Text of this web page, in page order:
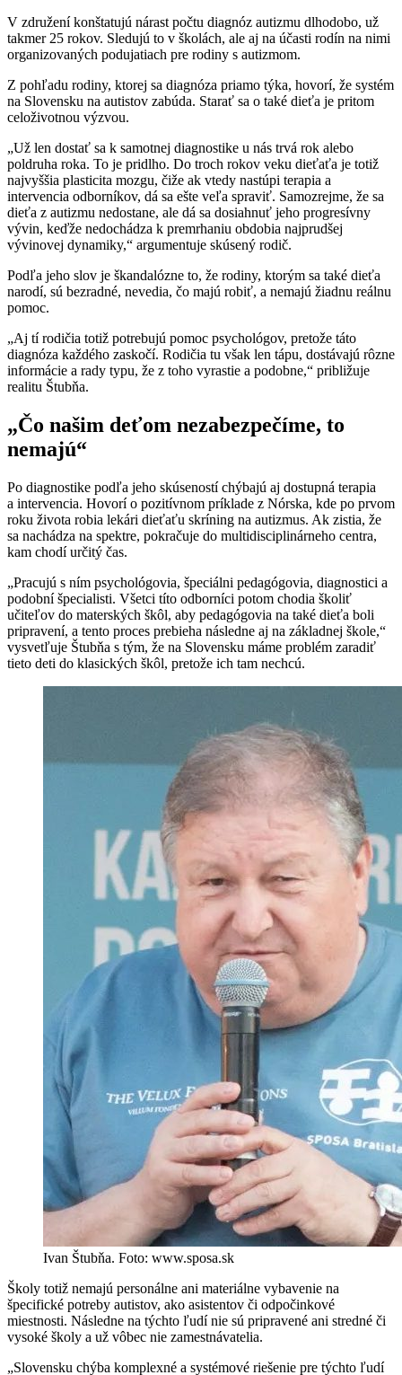
V združení konštatujú nárast počtu diagnóz autizmu dlhodobo, už
takmer 25 rokov. Sledujú to v školách, ale aj na účasti rodín na nimi
organizovaných podujatiach pre rodiny s autizmom.
Z pohľadu rodiny, ktorej sa diagnóza priamo týka, hovorí, že systém
na Slovensku na autistov zabúda. Starať sa o také dieťa je pritom
celoživotnou výzvou.
„Už len dostať sa k samotnej diagnostike u nás trvá rok alebo
poldruha roka. To je pridlho. Do troch rokov veku dieťaťa je totiž
najvyššia plasticita mozgu, čiže ak vtedy nastúpi terapia a
intervencia odborníkov, dá sa ešte veľa spraviť. Samozrejme, že sa
dieťa z autizmu nedostane, ale dá sa dosiahnuť jeho progresívny
vývin, keďže nedochádza k premrhaniu obdobia najprudšej
vývinovej dynamiky,“ argumentuje skúsený rodič.
Podľa jeho slov je škandalózne to, že rodiny, ktorým sa také dieťa
narodí, sú bezradné, nevedia, čo majú robiť, a nemajú žiadnu reálnu
pomoc.
„Aj tí rodičia totiž potrebujú pomoc psychológov, pretože táto
diagnóza každého zaskočí. Rodičia tu však len tápu, dostávajú rôzne
informácie a rady typu, že z toho vyrastie a podobne,“ približuje
realitu Štubňa.
„Čo našim deťom nezabezpečíme, to
nemajú“
Po diagnostike podľa jeho skúseností chýbajú aj dostupná terapia
a intervencia. Hovorí o pozitívnom príklade z Nórska, kde po prvom
roku života robia lekári dieťaťu skríning na autizmus. Ak zistia, že
sa nachádza na spektre, pokračuje do multidisciplinárneho centra,
kam chodí určitý čas.
„Pracujú s ním psychológovia, špeciálni pedagógovia, diagnostici a
podobní špecialisti. Všetci títo odborníci potom chodia školiť
učiteľov do materských škôl, aby pedagógovia na také dieťa boli
pripravení, a tento proces prebieha následne aj na základnej škole,“
vysvetľuje Štubňa s tým, že na Slovensku máme problém zaradiť
tieto deti do klasických škôl, pretože ich tam nechcú.
Ivan Štubňa. Foto: www.sposa.sk
Školy totiž nemajú personálne ani materiálne vybavenie na
špecifické potreby autistov, ako asistentov či odpočinkové
miestnosti. Následne na týchto ľudí nie sú pripravené ani stredné či
vysoké školy a už vôbec nie zamestnávatelia.
„Slovensku chýba komplexné a systémové riešenie pre týchto ľudí